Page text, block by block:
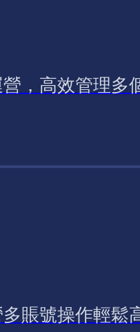
，高效管理多
賬號操作輕鬆